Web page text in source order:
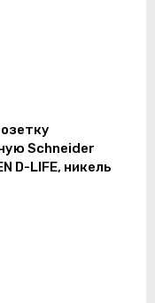
Schneider
D-LIFE, никель